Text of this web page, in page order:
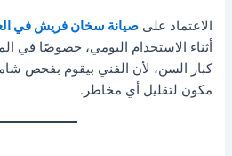
الاعتماد علىصيانة سخان فريش في
أثناء الاستخدام اليومي، خصوصًا في
كبار السن، لأن الفني بيقوم بفحص
مكون لتقليل أي مخاطر.